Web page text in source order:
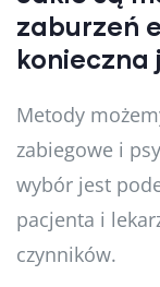
zaburzeń
konieczna
Metody
zabiegowe i
wybór jest
pacjenta i
czynników.